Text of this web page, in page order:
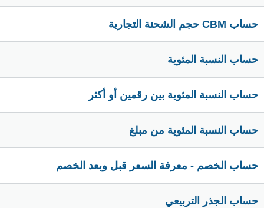
حساب CBM حجم الشحنة التجارية
حساب النسبة المئوية
حساب النسبة المئوية بين رقمين أو أكثر
حساب النسبة المئوية من مبلغ
حساب الخصم - معرفة السعر قبل وبعد الخصم
حساب الجذر التربيعي